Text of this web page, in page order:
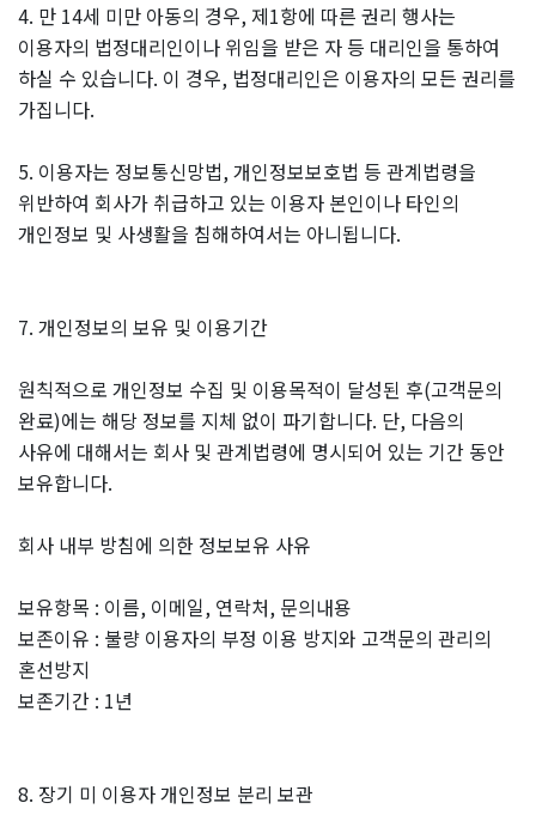
4. 만 14세 미만 아동의 경우, 제1항에 따른 권리 행사는
이용자의 법정대리인이나 위임을 받은 자 등 대리인을 통하여
하실 수 있습니다. 이 경우, 법정대리인은 이용자의 모든 권리를
가집니다.
5. 이용자는 정보통신망법, 개인정보보호법 등 관계법령을
위반하여 회사가 취급하고 있는 이용자 본인이나 타인의
개인정보 및 사생활을 침해하여서는 아니됩니다.
7. 개인정보의 보유 및 이용기간
원칙적으로 개인정보 수집 및 이용목적이 달성된 후(고객문의
완료)에는 해당 정보를 지체 없이 파기합니다. 단, 다음의
사유에 대해서는 회사 및 관계법령에 명시되어 있는 기간 동안
보유합니다.
회사 내부 방침에 의한 정보보유 사유
보유항목 : 이름, 이메일, 연락처, 문의내용
보존이유 : 불량 이용자의 부정 이용 방지와 고객문의 관리의
혼선방지
보존기간 : 1년
8. 장기 미 이용자 개인정보 분리 보관